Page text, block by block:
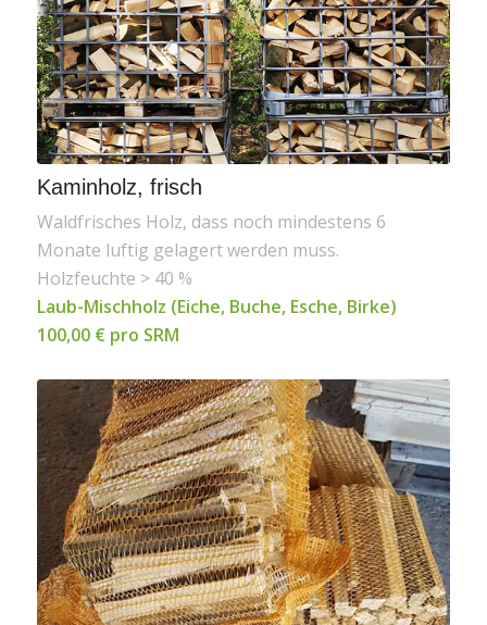
Kaminholz, frisch
Waldfrisches Holz, dass noch mindestens 6
Monate luftig gelagert werden muss.
Holzfeuchte > 40 %
Laub-Mischholz (Eiche, Buche, Esche, Birke)
100,00 € pro SRM